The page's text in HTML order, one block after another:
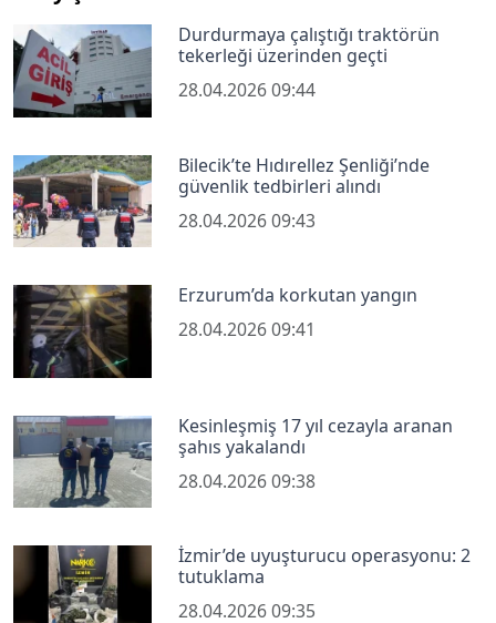
Durdurmaya çalıştığı traktörün
tekerleği üzerinden geçti
28.04.2026 09:44
Bilecik’te Hıdırellez Şenliği’nde
güvenlik tedbirleri alındı
28.04.2026 09:43
Erzurum’da korkutan yangın
28.04.2026 09:41
Kesinleşmiş 17 yıl cezayla aranan
şahıs yakalandı
28.04.2026 09:38
İzmir’de uyuşturucu operasyonu: 2
tutuklama
28.04.2026 09:35